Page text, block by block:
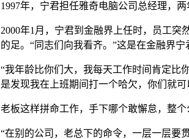
1997年，宁君担任雅奇电脑公司总经理，
2000年1月，宁君到金融界上任时，员工
的足。“同志们向我看齐。”这是在金融界
“我年龄比你们大，我每天工作时间肯定比
是发现我在上班期间打一个哈欠，你们就
老板这样拼命工作，手下哪个敢懈怠，整
“在别的公司，老总下的命令，一层一层要